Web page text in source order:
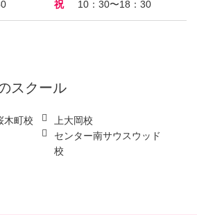
祝 10：30〜18：30
スクール
木町校
上大岡校
センター南サウスウッド
校